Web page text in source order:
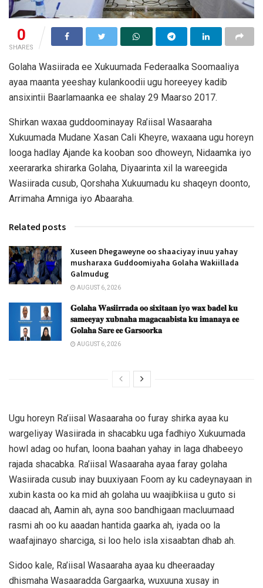
0
SHARES
Golaha Wasiirada ee Xukuumada Federaalka Soomaaliya
ayaa maanta yeeshay kulankoodii ugu horeeyey kadib
ansixintii Baarlamaanka ee shalay 29 Maarso 2017.
Shirkan waxaa guddoominayay Ra’iisal Wasaaraha
Xukuumada Mudane Xasan Cali Kheyre, waxaana ugu horeyn
looga hadlay Ajande ka kooban soo dhoweyn, Nidaamka iyo
xeerararka shirarka Golaha, Diyaarinta xil la wareegida
Wasiirada cusub, Qorshaha Xukuumadu ku shaqeyn doonto,
Arrimaha Amniga iyo Abaaraha.
Related posts
Xuseen Dhegaweyne oo shaaciyay inuu yahay
musharaxa Guddoomiyaha Golaha Wakiillada
Galmudug
AUGUST 6, 2026
𝐆𝐨𝐥𝐚𝐡𝐚 𝐖𝐚𝐬𝐢𝐢𝐫𝐫𝐚𝐝𝐚 𝐨𝐨 𝐬𝐢𝐱𝐢𝐭𝐚𝐚𝐧 𝐢𝐲𝐨 𝐰𝐚𝐱 𝐛𝐚𝐝𝐞𝐥 𝐤𝐮
𝐬𝐚𝐦𝐞𝐞𝐲𝐚𝐲 𝐱𝐮𝐛𝐧𝐚𝐡𝐚 𝐦𝐚𝐠𝐚𝐜𝐚𝐚𝐛𝐢𝐬𝐭𝐚 𝐤𝐮 𝐢𝐦𝐚𝐧𝐚𝐲𝐚 𝐞𝐞
𝐆𝐨𝐥𝐚𝐡𝐚 𝐒𝐚𝐫𝐞 𝐞𝐞 𝐆𝐚𝐫𝐬𝐨𝐨𝐫𝐤𝐚
AUGUST 6, 2026
Ugu horeyn Ra’iisal Wasaaraha oo furay shirka ayaa ku
wargeliyay Wasiirada in shacabku uga fadhiyo Xukuumada
howl adag oo hufan, loona baahan yahay in laga dhabeeyo
rajada shacabka. Ra’iisal Wasaaraha ayaa faray golaha
Wasiirada cusub inay buuxiyaan Foom ay ku cadeynayaan in
xubin kasta oo ka mid ah golaha uu waajibkiisa u guto si
daacad ah, Aamin ah, ayna soo bandhigaan macluumaad
rasmi ah oo ku aaadan hantida gaarka ah, iyada oo la
waafajinayo sharciga, si loo helo isla xisaabtan dhab ah.
Sidoo kale, Ra’iisal Wasaaraha ayaa ku dheeraaday
dhismaha Wasaaradda Gargaarka, wuxuuna xusay in